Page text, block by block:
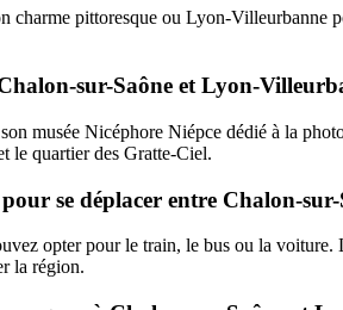
charme pittoresque ou Lyon-
sur-Saône et Lyon-
musée Nicéphore Niépce dédié à la
le quartier des Gratte-Ciel.
se déplacer entre Chalon-
opter pour le train, le bus ou la
la région.